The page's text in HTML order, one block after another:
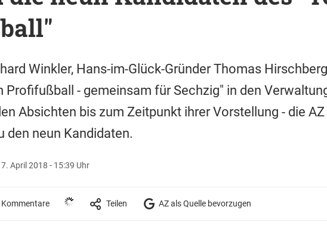
Winkler, Hans-im-Glück-Gründer Thomas
Profifußball - gemeinsam für Sechzig" in den
Absichten bis zum Zeitpunkt ihrer Vorstellung - die
den neun Kandidaten.
April 2018 - 15:39 Uhr
Kommentare Teilen AZ als Quelle bevorzugen